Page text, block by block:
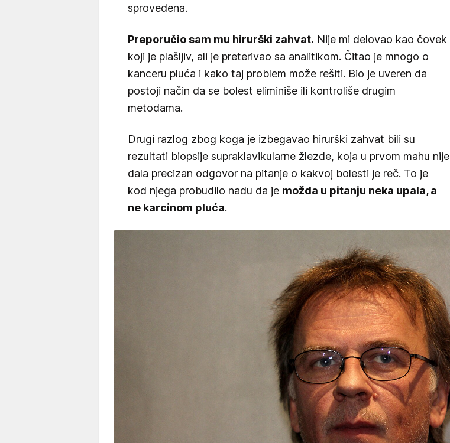
sprovedena.
Preporučio sam mu hirurški zahvat. Nije mi delovao kao čovek
koji je plašljiv, ali je preterivao sa analitikom. Čitao je mnogo o
kanceru pluća i kako taj problem može rešiti. Bio je uveren da
postoji način da se bolest eliminiše ili kontroliše drugim
metodama.
Drugi razlog zbog koga je izbegavao hirurški zahvat bili su
rezultati biopsije supraklavikularne žlezde, koja u prvom mahu nije
dala precizan odgovor na pitanje o kakvoj bolesti je reč. To je
kod njega probudilo nadu da je možda u pitanju neka upala, a
ne karcinom pluća.